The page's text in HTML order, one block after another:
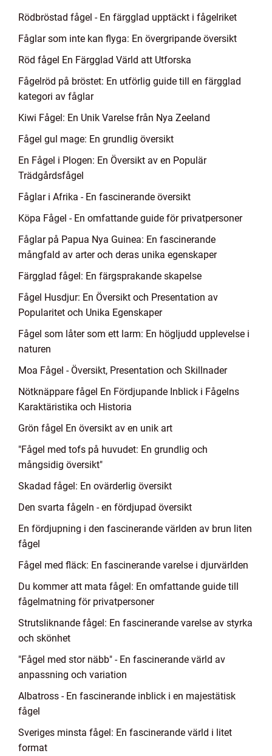
Rödbröstad fågel - En färgglad upptäckt i fågelriket
Fåglar som inte kan flyga: En övergripande översikt
Röd fågel En Färgglad Värld att Utforska
Fågelröd på bröstet: En utförlig guide till en färgglad
kategori av fåglar
Kiwi Fågel: En Unik Varelse från Nya Zeeland
Fågel gul mage: En grundlig översikt
En Fågel i Plogen: En Översikt av en Populär
Trädgårdsfågel
Fåglar i Afrika - En fascinerande översikt
Köpa Fågel - En omfattande guide för privatpersoner
Fåglar på Papua Nya Guinea: En fascinerande
mångfald av arter och deras unika egenskaper
Färgglad fågel: En färgsprakande skapelse
Fågel Husdjur: En Översikt och Presentation av
Popularitet och Unika Egenskaper
Fågel som låter som ett larm: En högljudd upplevelse i
naturen
Moa Fågel - Översikt, Presentation och Skillnader
Nötknäppare fågel En Fördjupande Inblick i Fågelns
Karaktäristika och Historia
Grön fågel En översikt av en unik art
"Fågel med tofs på huvudet: En grundlig och
mångsidig översikt"
Skadad fågel: En ovärderlig översikt
Den svarta fågeln - en fördjupad översikt
En fördjupning i den fascinerande världen av brun liten
fågel
Fågel med fläck: En fascinerande varelse i djurvärlden
Du kommer att mata fågel: En omfattande guide till
fågelmatning för privatpersoner
Strutsliknande fågel: En fascinerande varelse av styrka
och skönhet
"Fågel med stor näbb" - En fascinerande värld av
anpassning och variation
Albatross - En fascinerande inblick i en majestätisk
fågel
Sveriges minsta fågel: En fascinerande värld i litet
format